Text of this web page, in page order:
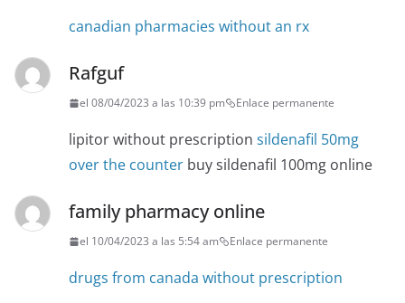
canadian pharmacies without an rx
Rafguf
el 08/04/2023 a las 10:39 pm Enlace permanente
lipitor without prescription sildenafil 50mg
over the counter buy sildenafil 100mg online
family pharmacy online
el 10/04/2023 a las 5:54 am Enlace permanente
drugs from canada without prescription